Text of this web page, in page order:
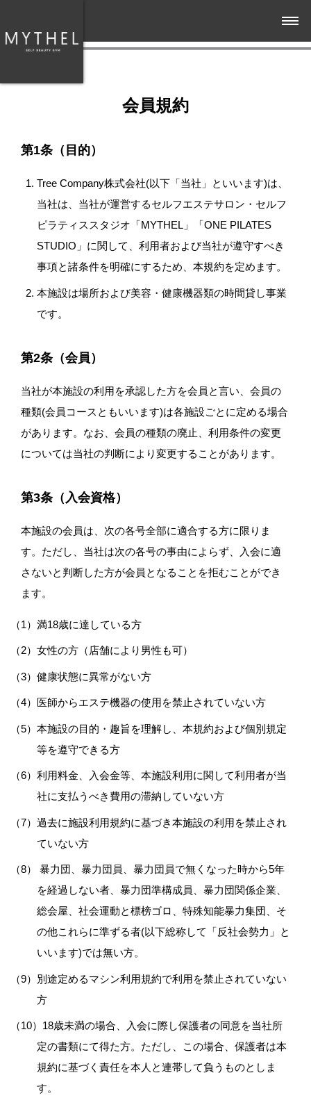
会員規約
第1条（目的）
Tree Company株式会社(以下「当社」といいます)は、
当社は、当社が運営するセルフエステサロン・セルフ
ピラティススタジオ「MYTHEL」「ONE PILATES
STUDIO」に関して、利用者および当社が遵守すべき
事項と諸条件を明確にするため、本規約を定めます。
本施設は場所および美容・健康機器類の時間貸し事業
です。
第2条（会員）
当社が本施設の利用を承認した方を会員と言い、会員の
種類(会員コースともいいます)は各施設ごとに定める場合
があります。なお、会員の種類の廃止、利用条件の変更
については当社の判断により変更することがあります。
第3条（入会資格）
本施設の会員は、次の各号全部に適合する方に限りま
す。ただし、当社は次の各号の事由によらず、入会に適
さないと判断した方が会員となることを拒むことができ
ます。
満18歳に達している方
女性の方（店舗により男性も可）
健康状態に異常がない方
医師からエステ機器の使用を禁止されていない方
本施設の目的・趣旨を理解し、本規約および個別規定
等を遵守できる方
利用料金、入会金等、本施設利用に関して利用者が当
社に支払うべき費用の滞納していない方
過去に施設利用規約に基づき本施設の利用を禁止され
ていない方
暴力団、暴力団員、暴力団員で無くなった時から5年
を経過しない者、暴力団準構成員、暴力団関係企業、
総会屋、社会運動と標榜ゴロ、特殊知能暴力集団、そ
の他これらに準ずる者(以下総称して「反社会勢力」と
いいます)では無い方。
別途定めるマシン利用規約で利用を禁止されていない
方
18歳未満の場合、入会に際し保護者の同意を当社所
定の書類にて得た方。ただし、この場合、保護者は本
規約に基づく責任を本人と連帯して負うものとしま
す。